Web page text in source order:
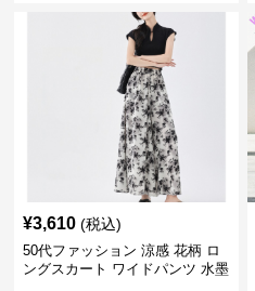
¥3,610 (税込)
50代ファッション 涼感 花柄 ロ
ングスカート ワイドパンツ 水墨